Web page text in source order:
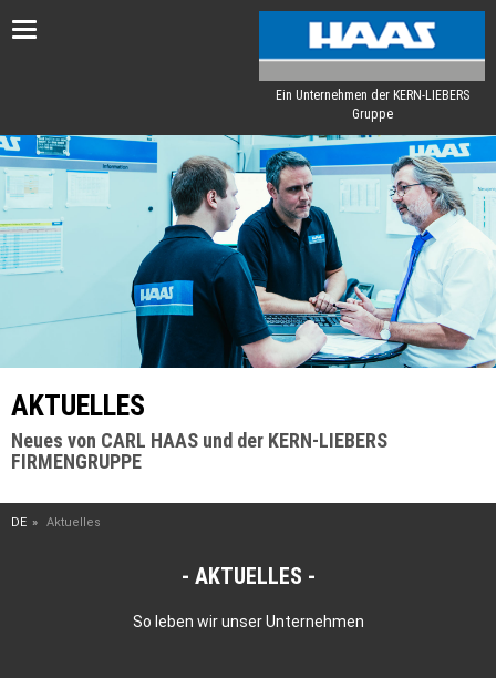
Toggle
Ein Unternehmen der KERN-LIEBERS
Gruppe
AKTUELLES
Neues von CARL HAAS und der KERN-LIEBERS
FIRMENGRUPPE
DE Aktuelles
AKTUELLES
So leben wir unser Unternehmen